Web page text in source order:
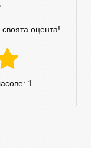
оцента!
1